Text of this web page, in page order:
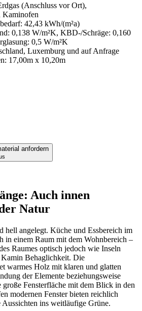
(Anschluss vor Ort),
Kaminofen
42,43 kWh/(m²a)
0,138 W/m²K, KBD-/Schräge: 0,160
0,5 W/m²K
Luxemburg und auf Anfrage
17,00m x 10,20m
anfordern
Auch innen
Natur
hell angelegt. Küche und Essbereich im
in einem Raum mit dem Wohnbereich –
Raumes optisch jedoch wie Inseln
Behaglichkeit. Die
warmes Holz mit klaren und glatten
der Elemente beziehungsweise
Fensterfläche mit dem Blick in den
modernen Fenster bieten reichlich
Aussichten ins weitläufige Grüne.